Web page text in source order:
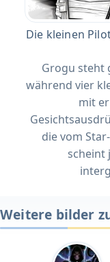
Die kleinen
Grogu steht
während vier
mit
die vom
scheint
Weitere bilder